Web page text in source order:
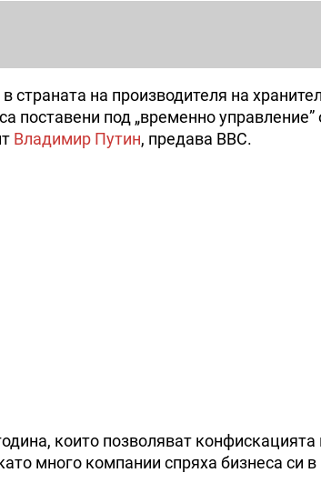
на производителя на
поставени под „временно
Владимир Путин, предава BBC.
които позволяват
много компании спряха бизнеса си в